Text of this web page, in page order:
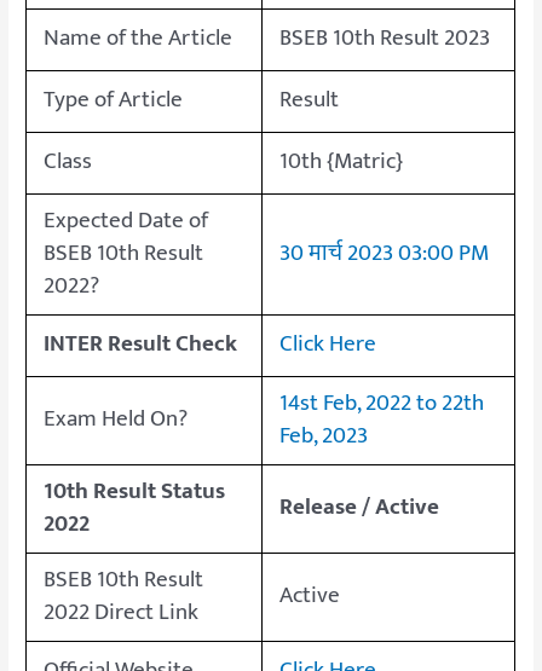
Name of the Article
BSEB 10th Result 2023
Type of Article
Result
Class
10th {Matric}
Expected Date of
BSEB 10th Result
2022?
30 मार्च 2023 03:00 PM
INTER Result Check
Click Here
Exam Held On?
14st Feb, 2022 to 22th
Feb, 2023
10th Result Status
2022
Release / Active
BSEB 10th Result
2022 Direct Link
Active